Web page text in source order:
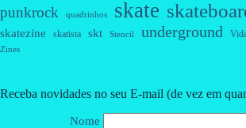
punkrock quadrinhos skate
skatezine skatista skt Stencil underground
Zines
Receba novidades no seu E-mail (de vez em
Nome